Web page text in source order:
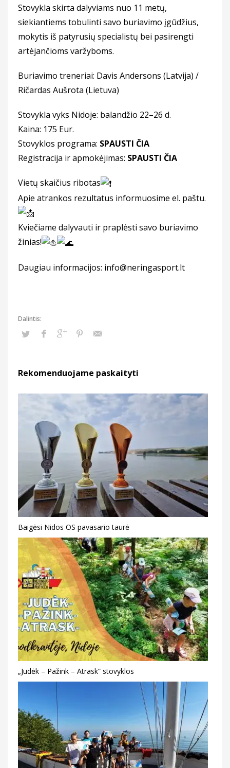
Stovykla skirta dalyviams nuo 11 metų,
siekiantiems tobulinti savo buriavimo įgūdžius,
mokytis iš patyrusių specialistų bei pasirengti
artėjančioms varžyboms.
Buriavimo treneriai: Davis Andersons (Latvija) /
Ričardas Aušrota (Lietuva)
Stovykla vyks Nidoje: balandžio 22–26 d.
Kaina: 175 Eur.
Stovyklos programa: SPAUSTI ČIA
Registracija ir apmokėjimas: SPAUSTI ČIA
Vietų skaičius ribotas
Apie atrankos rezultatus informuosime el. paštu.
Kviečiame dalyvauti ir praplėsti savo buriavimo
žinias!
Daugiau informacijos: info@neringasport.lt
Rekomenduojame paskaityti
Baigėsi Nidos OS pavasario taurė
„Judėk – Pažink – Atrask“ stovyklos